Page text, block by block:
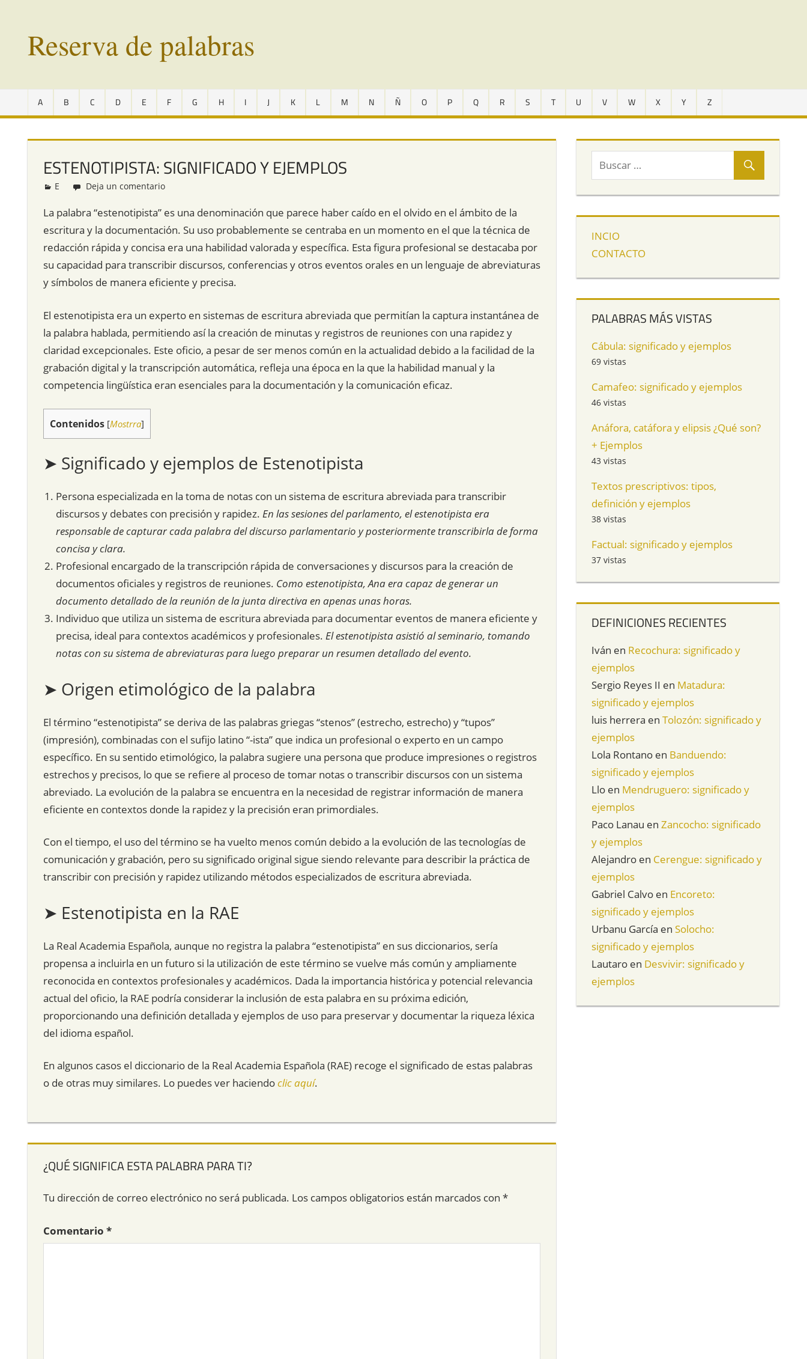
contenidoReserva de palabras
en
vías
extinción
todo
A B C D E F G H I J K L M N Ñ O P Q R S T U V W X Y Z
ESTENOTIPISTA: SIGNIFICADO Y EJEMPLOS
Redacción
E Deja un comentario
La palabra “estenotipista” es una denominación que parece haber caído en el olvido en el ámbito de la
escritura y la documentación. Su uso probablemente se centraba en un momento en el que la técnica de
redacción rápida y concisa era una habilidad valorada y específica. Esta figura profesional se destacaba por
su capacidad para transcribir discursos, conferencias y otros eventos orales en un lenguaje de abreviaturas
y símbolos de manera eficiente y precisa.
El estenotipista era un experto en sistemas de escritura abreviada que permitían la captura instantánea de
la palabra hablada, permitiendo así la creación de minutas y registros de reuniones con una rapidez y
claridad excepcionales. Este oficio, a pesar de ser menos común en la actualidad debido a la facilidad de la
grabación digital y la transcripción automática, refleja una época en la que la habilidad manual y la
competencia lingüística eran esenciales para la documentación y la comunicación eficaz.
Contenidos [Mostrra]
➤ Significado y ejemplos de Estenotipista
Persona especializada en la toma de notas con un sistema de escritura abreviada para transcribir
discursos y debates con precisión y rapidez. En las sesiones del parlamento, el estenotipista era
responsable de capturar cada palabra del discurso parlamentario y posteriormente transcribirla de forma
concisa y clara.
Profesional encargado de la transcripción rápida de conversaciones y discursos para la creación de
documentos oficiales y registros de reuniones. Como estenotipista, Ana era capaz de generar un
documento detallado de la reunión de la junta directiva en apenas unas horas.
Individuo que utiliza un sistema de escritura abreviada para documentar eventos de manera eficiente y
precisa, ideal para contextos académicos y profesionales. El estenotipista asistió al seminario, tomando
notas con su sistema de abreviaturas para luego preparar un resumen detallado del evento.
➤ Origen etimológico de la palabra
El término “estenotipista” se deriva de las palabras griegas “stenos” (estrecho, estrecho) y “tupos”
(impresión), combinadas con el sufijo latino “-ista” que indica un profesional o experto en un campo
específico. En su sentido etimológico, la palabra sugiere una persona que produce impresiones o registros
estrechos y precisos, lo que se refiere al proceso de tomar notas o transcribir discursos con un sistema
abreviado. La evolución de la palabra se encuentra en la necesidad de registrar información de manera
eficiente en contextos donde la rapidez y la precisión eran primordiales.
Con el tiempo, el uso del término se ha vuelto menos común debido a la evolución de las tecnologías de
comunicación y grabación, pero su significado original sigue siendo relevante para describir la práctica de
transcribir con precisión y rapidez utilizando métodos especializados de escritura abreviada.
➤ Estenotipista en la RAE
La Real Academia Española, aunque no registra la palabra “estenotipista” en sus diccionarios, sería
propensa a incluirla en un futuro si la utilización de este término se vuelve más común y ampliamente
reconocida en contextos profesionales y académicos. Dada la importancia histórica y potencial relevancia
actual del oficio, la RAE podría considerar la inclusión de esta palabra en su próxima edición,
proporcionando una definición detallada y ejemplos de uso para preservar y documentar la riqueza léxica
del idioma español.
En algunos casos el diccionario de la Real Academia Española (RAE) recoge el significado de estas palabras
o de otras muy similares. Lo puedes ver haciendoclic aquí.
¿QUÉ SIGNIFICA ESTA PALABRA PARA TI?
Tu dirección de correo electrónico no será publicada. Los campos obligatorios están marcados con *
Comentario *
INCIO
CONTACTO
PALABRAS MÁS VISTAS
Cábula: significado y ejemplos
69 vistas
Camafeo: significado y ejemplos
46 vistas
Anáfora, catáfora y elipsis ¿Qué son?
+ Ejemplos
43 vistas
Textos prescriptivos: tipos,
definición y ejemplos
38 vistas
Factual: significado y ejemplos
37 vistas
DEFINICIONES RECIENTES
Iván en Recochura: significado y
ejemplos
Sergio Reyes II en Matadura:
significado y ejemplos
luis herrera enTolozón: significado y
ejemplos
Lola Rontano en Banduendo:
significado y ejemplos
Llo en Mendruguero: significado y
ejemplos
Paco Lanau enZancocho: significado
y ejemplos
Alejandro en Cerengue: significado y
ejemplos
Gabriel Calvo en Encoreto:
significado y ejemplos
Urbanu García enSolocho:
significado y ejemplos
Lautaro en Desvivir: significado y
ejemplos